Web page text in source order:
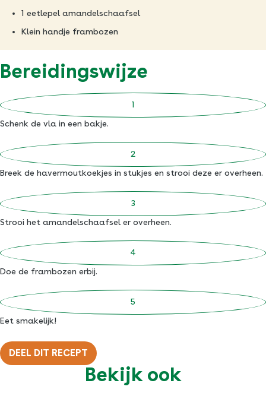
1 eetlepel amandelschaafsel
Klein handje frambozen
Bereidingswijze
Schenk de vla in een bakje.
Breek de havermoutkoekjes in stukjes en strooi deze er overheen.
Strooi het amandelschaafsel er overheen.
Doe de frambozen erbij.
Eet smakelijk!
DEEL DIT RECEPT
Bekijk ook